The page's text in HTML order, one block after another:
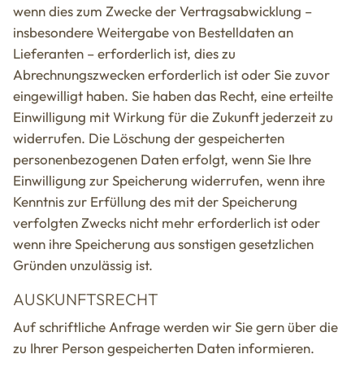
wenn dies zum Zwecke der Vertragsabwicklung –
insbesondere Weitergabe von Bestelldaten an
Lieferanten – erforderlich ist, dies zu
Abrechnungszwecken erforderlich ist oder Sie zuvor
eingewilligt haben. Sie haben das Recht, eine erteilte
Einwilligung mit Wirkung für die Zukunft jederzeit zu
widerrufen. Die Löschung der gespeicherten
personenbezogenen Daten erfolgt, wenn Sie Ihre
Einwilligung zur Speicherung widerrufen, wenn ihre
Kenntnis zur Erfüllung des mit der Speicherung
verfolgten Zwecks nicht mehr erforderlich ist oder
wenn ihre Speicherung aus sonstigen gesetzlichen
Gründen unzulässig ist.
AUSKUNFTSRECHT
Auf schriftliche Anfrage werden wir Sie gern über die
zu Ihrer Person gespeicherten Daten informieren.